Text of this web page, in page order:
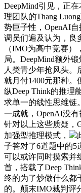
DeepMind引见，正
理团队的Thang
势巨子性，OpenAI
调员们遍及认为，良
（IMO为高中竞赛
局。DeepMind额外
人类青少年抢风头
就月付1400元那种
纵Deep Think的推理
求单一的线性思维链
一成就，OpenAI没
针对以上这些质疑，
加强型推理模式，
子答对了6道题中的5
可以或许同时摸索并
首，搭载了Deep
终的为了炒做什么都
的。颠末IMO裁判评